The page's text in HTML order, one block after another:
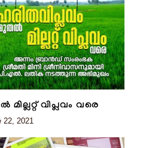
വിപ്ലവം വരെ
22, 2021